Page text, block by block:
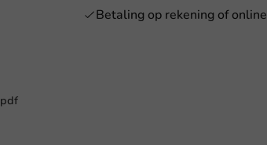
Betaling op rekening of online